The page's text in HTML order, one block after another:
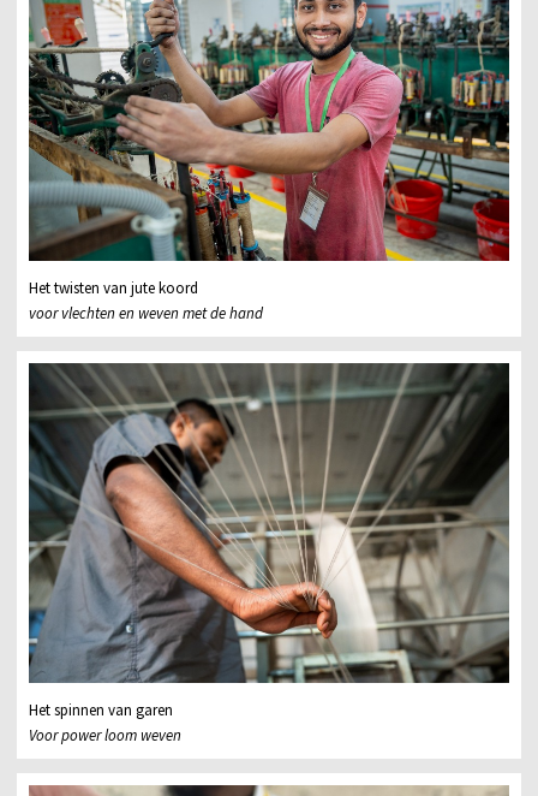
Het twisten van jute koord
voor vlechten en weven met de hand
Het spinnen van garen
Voor power loom weven